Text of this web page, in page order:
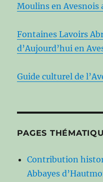
Moulins en Avesnois
Fontaines Lavoirs
d’Aujourd’hui en
Guide culturel de
PAGES
Contribution
Abbayes